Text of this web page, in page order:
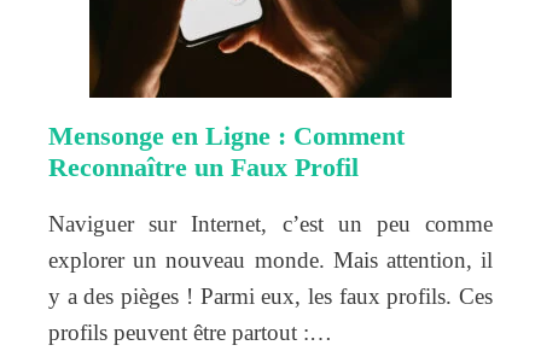
Mensonge en Ligne : Comment
Reconnaître un Faux Profil
Naviguer sur Internet, c’est un peu comme
explorer un nouveau monde. Mais attention, il
y a des pièges ! Parmi eux, les faux profils. Ces
profils peuvent être partout :…